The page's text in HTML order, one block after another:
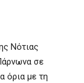
Νότιας
σε
όρια με τη